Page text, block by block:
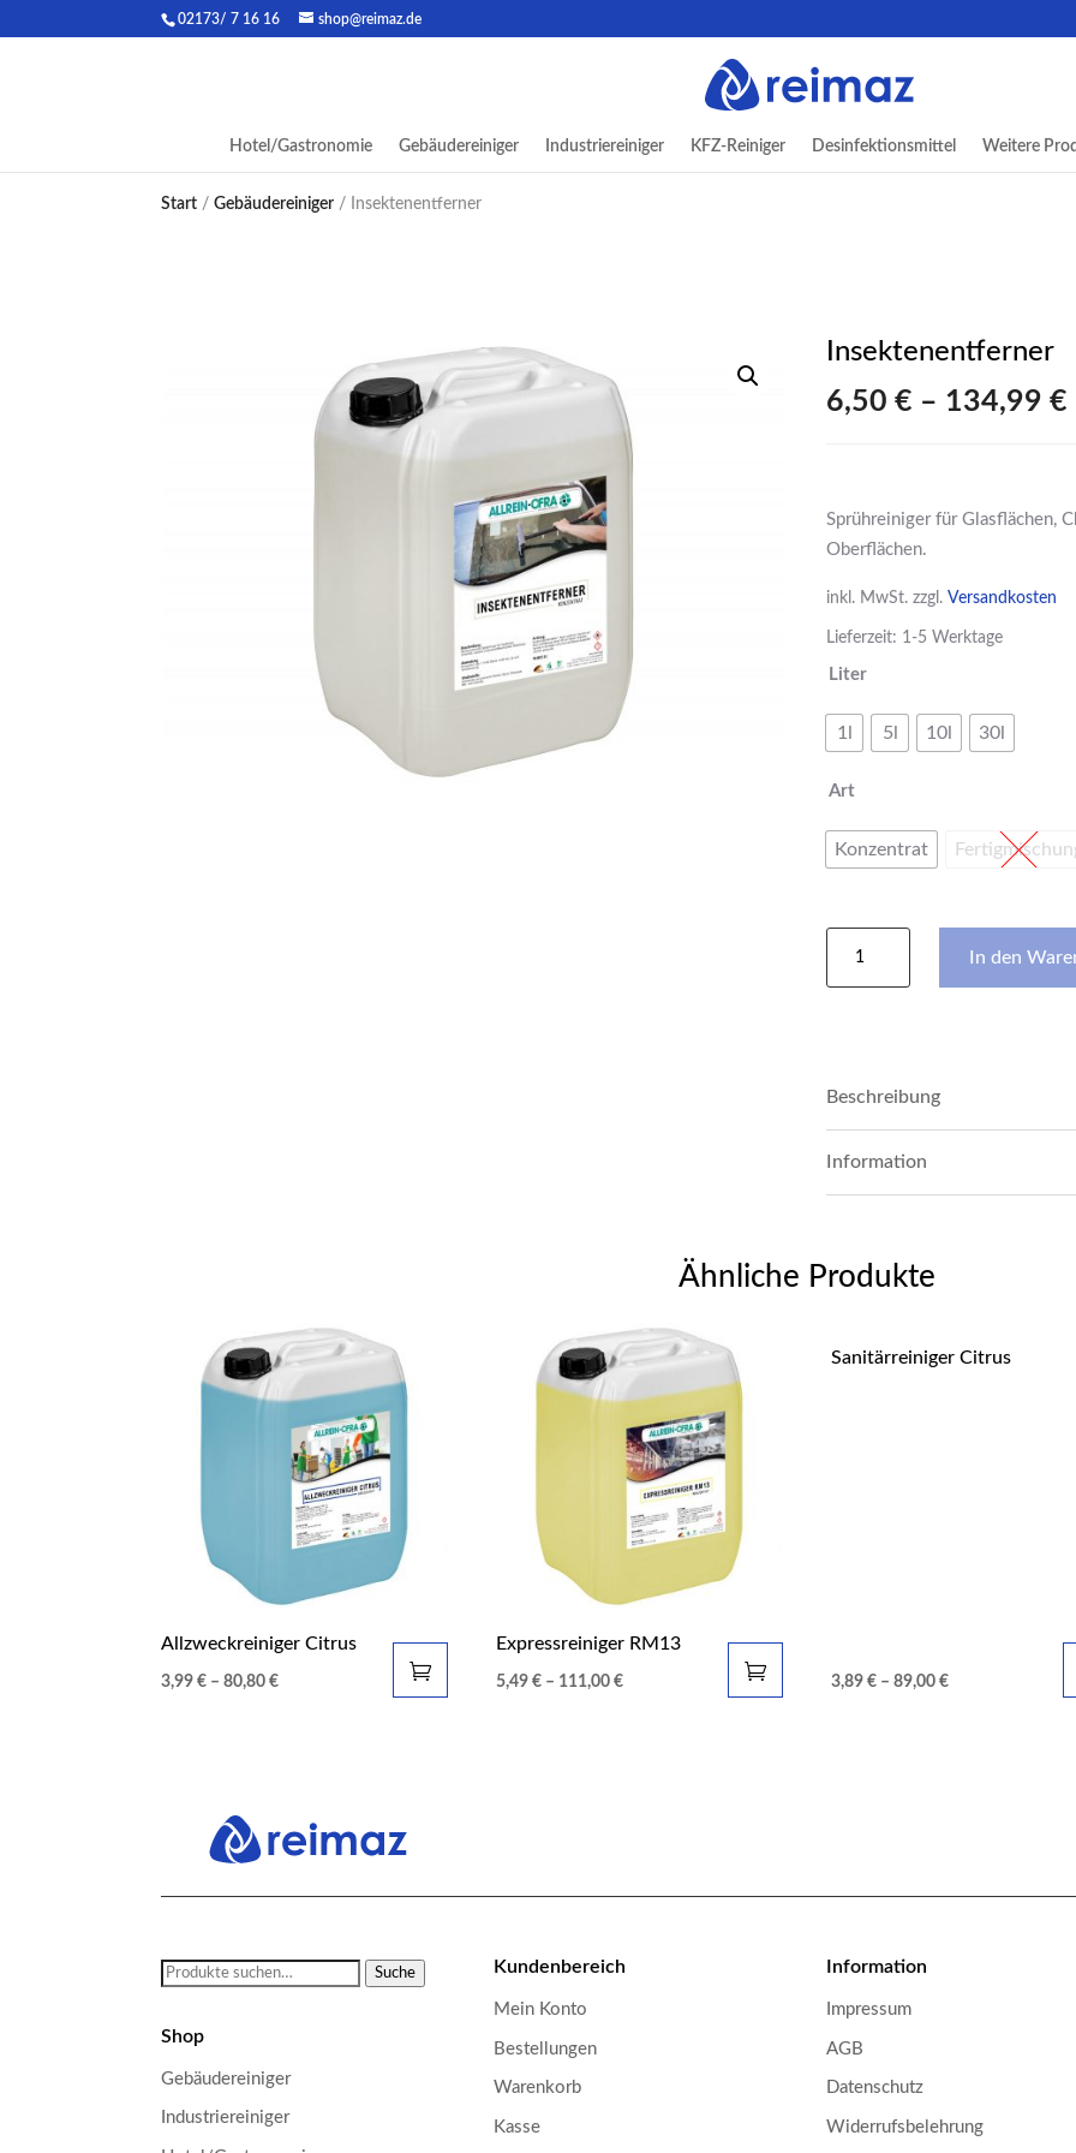
02173/ 7 16 16 shop@reimaz.de
Hotel/Gastronomie Gebäudereiniger Industriereiniger KFZ-Reiniger Desinfektionsmittel Weitere
Start /Gebäudereiniger / Insektenentferner
Insektenentferner
6,50€ – 134,99€
Sprühreiniger für Glasflächen,
Oberflächen.
inkl. MwSt. zzgl.Versandkosten
Lieferzeit: 1-5 Werktage
Liter
1l 5l 10l 30l
Art
Konzentrat
In den
Beschreibung
Information
Ähnliche Produkte
Allzweckreiniger Citrus
3,99€ –80,80€
Expressreiniger RM13
5,49€ – 111,00€
Sanitärreiniger Citrus
3,89€ –89,00€
Suche
nach:
Suche
Shop
Gebäudereiniger
Industriereiniger
Kundenbereich
Mein Konto
Bestellungen
Warenkorb
Kasse
Information
Impressum
AGB
Datenschutz
Widerrufsbelehrung